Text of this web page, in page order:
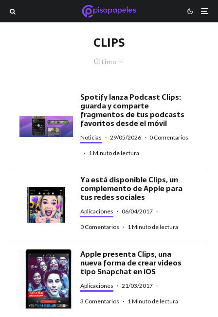
CLIPS
Último
Spotify lanza Podcast Clips:
guarda y comparte
fragmentos de tus podcasts
favoritos desde el móvil
Noticias · 29/05/2026 · 0 Comentarios
· 1 Minuto de lectura
Ya está disponible Clips, un
complemento de Apple para
tus redes sociales
Aplicaciones · 06/04/2017 ·
0 Comentarios · 1 Minuto de lectura
Apple presenta Clips, una
nueva forma de crear videos
tipo Snapchat en iOS
Aplicaciones · 21/03/2017 ·
3 Comentarios · 1 Minuto de lectura